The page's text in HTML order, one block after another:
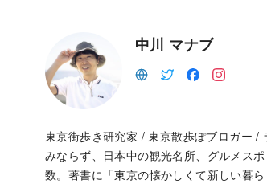
中川 マナブ
東京街歩き研究家 / 東京散歩ぽブロガー
みならず、日本中の観光名所、グルメス
数。著書に「東京の懐かしくて新しい暮